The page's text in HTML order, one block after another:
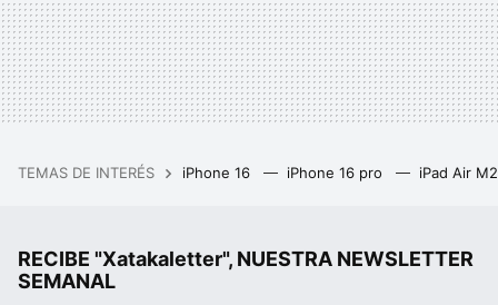
TEMAS DE INTERÉS iPhone 16 iPhone 16 pro iPad Air
RECIBE "Xatakaletter", NUESTRA NEWSLETTER
SEMANAL